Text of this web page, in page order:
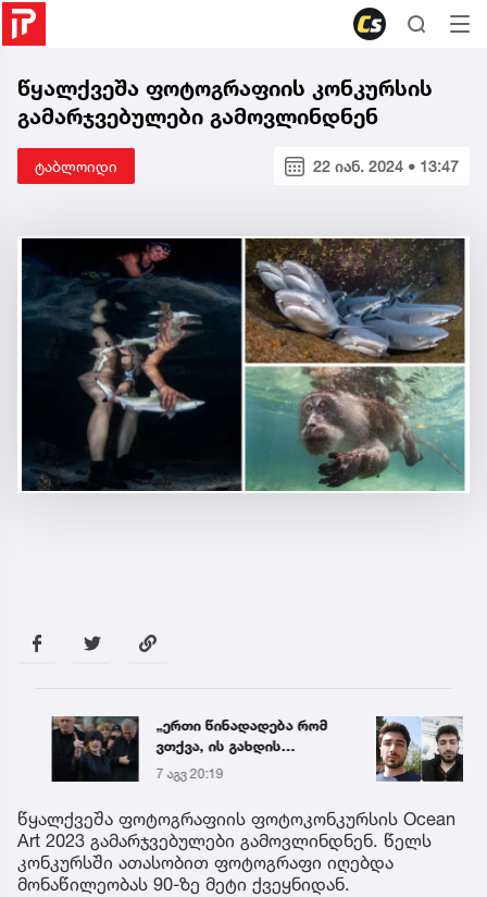
წყალქვეშა ფოტოგრაფიის კონკურსის
გამარჯვებულები გამოვლინდნენ
ტაბლოიდი 22 იან. 2024 • 13:47
„ერთი წინადადება რომ
ვთქვა, ის გახდის
ნათელს, თუ რატომ იყო
ნია იმნაძე
წამქეზებელი...“ - გიგა
ავალიანის დედა
7 აგვ 20:19
რა
7 აგვ
წყალქვეშა ფოტოგრაფიის ფოტოკონკურსის Ocean
Art 2023 გამარჯვებულები გამოვლინდნენ. წელს
კონკურსში ათასობით ფოტოგრაფი იღებდა
მონაწილეობას 90-ზე მეტი ქვეყნიდან.